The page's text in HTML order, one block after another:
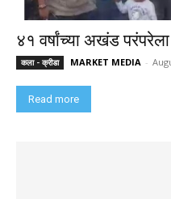
४१ वर्षांच्या अखंड
कला - क्रीडा MARKET MEDIA -
Read more